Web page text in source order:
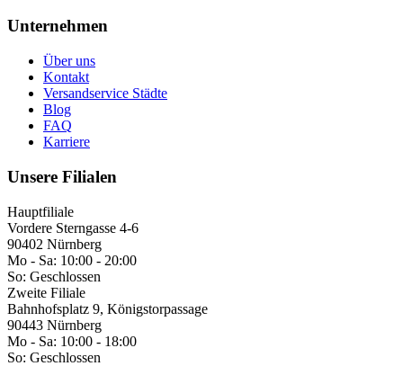
Unternehmen
Über uns
Kontakt
Versandservice Städte
Blog
FAQ
Karriere
Unsere Filialen
Hauptfiliale
Vordere Sterngasse 4-6
90402 Nürnberg
Mo - Sa: 10:00 - 20:00
So: Geschlossen
Zweite Filiale
Bahnhofsplatz 9, Königstorpassage
90443 Nürnberg
Mo - Sa: 10:00 - 18:00
So: Geschlossen